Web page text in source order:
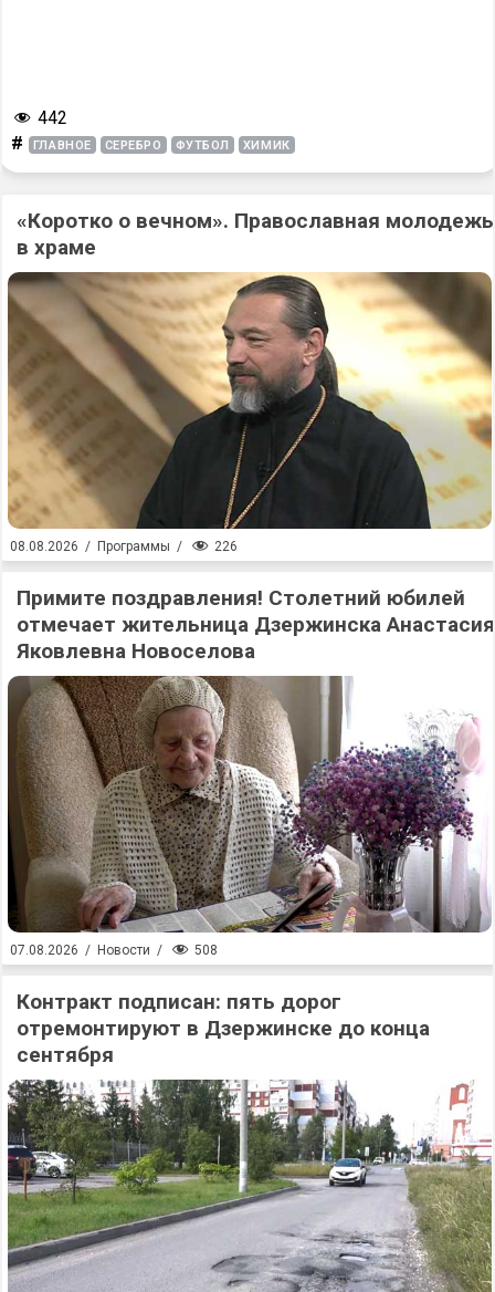
442
# ГЛАВНОЕ СЕРЕБРО ФУТБОЛ ХИМИК
«Коротко о вечном». Православная молодежь
в храме
08.08.2026 / Программы / 226
Примите поздравления! Столетний юбилей
отмечает жительница Дзержинска Анастасия
Яковлевна Новоселова
07.08.2026 / Новости / 508
Контракт подписан: пять дорог
отремонтируют в Дзержинске до конца
сентября